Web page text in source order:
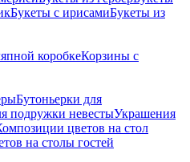
Букеты с ирисамиБукеты из
коробкеКорзины с
Бутоньерки для
подружки невестыУкрашения
цветов на стол
на столы гостей